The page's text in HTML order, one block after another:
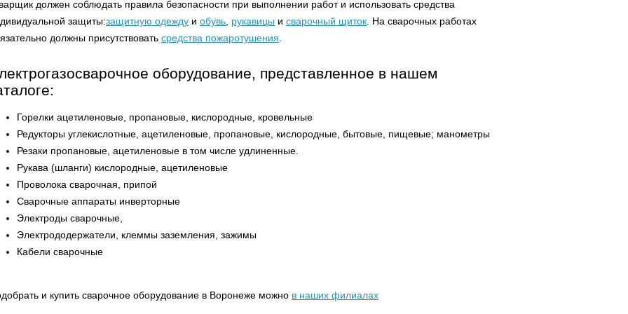
должен соблюдать правила безопасности при выполнении работ и использовать средства
защиты:защитную одежду и обувь рукавицы и сварочный щиток . На сварочных работах
должны присутствовать средства пожаротушения
оборудование, представленное в нашем
Горелки ацетиленовые, пропановые, кислородные, кровельные
Редукторы углекислотные, ацетиленовые, пропановые, кислородные, бытовые, пищевые; манометры
Резаки пропановые, ацетиленовые в том числе удлиненные.
Рукава (шланги) кислородные, ацетиленовые
Проволока сварочная, припой
Сварочные аппараты инверторные
Электроды сварочные,
Электрододержатели, клеммы заземления, зажимы
Кабели сварочные
и купить сварочное оборудование в Воронеже можно в наших филиалах